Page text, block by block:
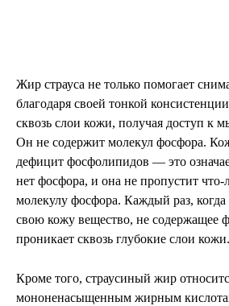
Жир страуса не только помогает
благодаря своей тонкой
сквозь слои кожи, получая доступ к
Он не содержит молекул фосфора.
дефицит фосфолипидов — это
нет фосфора, и она не пропустит
молекулу фосфора. Каждый раз,
свою кожу вещество, не содержащее
проникает сквозь глубокие слои кожи.
Кроме того, страусиный жир
мононенасыщенным жирным